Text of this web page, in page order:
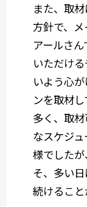
また、取
方針で、
アールさ
いただけ
いよう心
ンを取材
多く、取
なスケジ
様でした
そ、多い
続けること